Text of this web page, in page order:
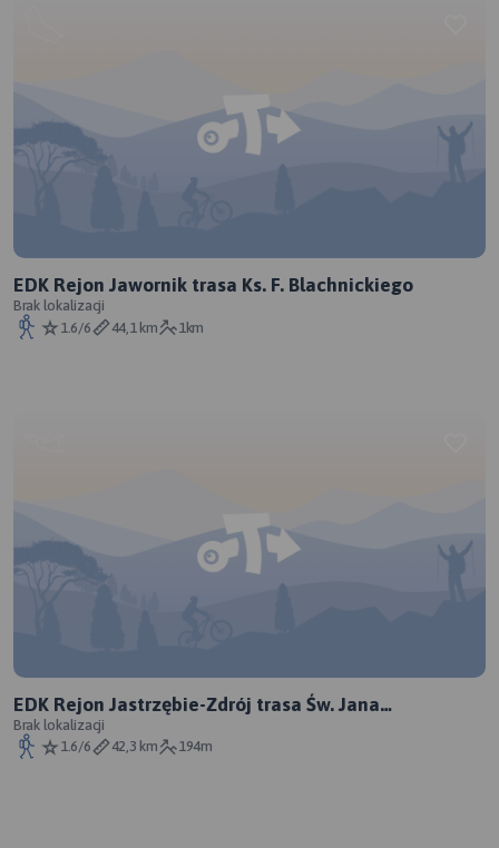
EDK Rejon Jawornik trasa Ks. F. Blachnickiego
Brak lokalizacji
1.6/6
44,1 km 1km
EDK Rejon Jastrzębie-Zdrój trasa Św. Jana
Nepomucena
Brak lokalizacji
1.6/6
42,3 km 194m